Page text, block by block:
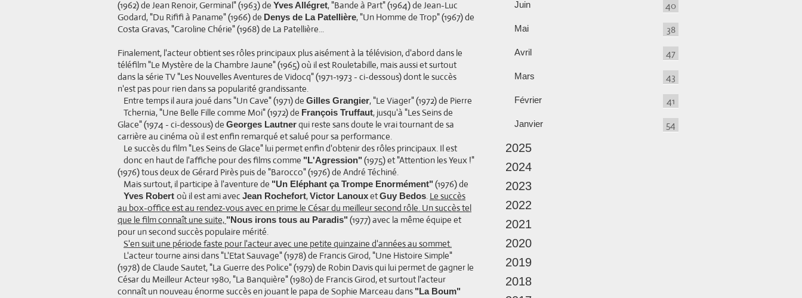
(1962) de Jean Renoir, Germinal" (1963) de Yves Allégret, "Bande à Part" (1964) de Jean-Luc
Godard, "Du Rififi à Paname" (1966) de Denys de La Patellière, "Un Homme de Trop" (1967) de
Costa Gravas, "Caroline Chérie" (1968) de La Patellière...
Finalement, l'acteur obtient ses rôles principaux plus aisément à la télévision, d'abord dans le
téléfilm "Le Mystère de la Chambre Jaune" (1965) où il est Rouletabille, mais aussi et surtout
dans la série TV "Les Nouvelles Aventures de Vidocq" (1971-1973 - ci-dessous) dont le succès
n'est pas pour rien dans sa popularité grandissante.
Entre temps il aura joué dans "Un Cave" (1971) de Gilles Grangier, "Le Viager" (1972) de Pierre
Tchernia, "Une Belle Fille comme Moi" (1972) de François Truffaut, jusqu'à "Les Seins de
Glace" (1974 - ci-dessous) de Georges Lautnerqui reste sans doute le vrai tournant de sa
carrière au cinéma où il est enfin remarqué et salué pour sa performance.
Le succès du film "Les Seins de Glace" lui permet enfin d'obtenir des rôles principaux. Il est
donc en haut de l'affiche pour des films comme "L'Agression" (1975) et "Attention les Yeux !"
(1976) tous deux de Gérard Pirès puis de "Barocco" (1976) de André Téchiné.
Mais surtout, il participe à l'aventure de "Un Eléphant ça Trompe Enormément" (1976) de
Yves Robert où il est ami avec Jean Rochefort,Victor LanouxetGuy Bedos. Le succès
au box-office est au rendez-vous avec en prime le César du meilleur second rôle. Un succès tel
que le film connaît une suite, "Nous irons tous au Paradis" (1977) avec la même équipe et
pour un second succès populaire mérité.
S'en suit une période faste pour l'acteur avec une petite quinzaine d'années au sommet.
L'acteur tourne ainsi dans "L'Etat Sauvage" (1978) de Francis Girod, "Une Histoire Simple"
(1978) de Claude Sautet, "La Guerre des Police" (1979) de Robin Davis qui lui permet de gagner le
César du Meilleur Acteur 1980, "La Banquière" (1980) de Francis Girod, et surtout l'acteur
connaît un nouveau énorme succès en jouant le papa de Sophie Marceau dans "La Boum"
Juin 40
Mai 38
Avril 47
Mars 43
Février 41
Janvier 54
2025
2024
2023
2022
2021
2020
2019
2018